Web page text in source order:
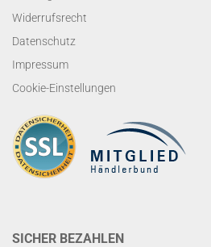
Widerrufsrecht
Datenschutz
Impressum
Cookie-Einstellungen
SICHER BEZAHLEN